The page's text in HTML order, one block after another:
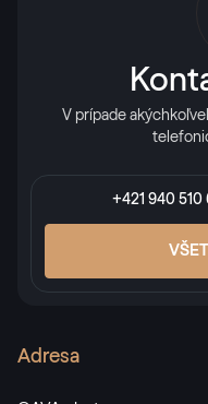
RAL 2017
RAL 3000
RAL 3000
V prípade
+421 940 510
Adresa